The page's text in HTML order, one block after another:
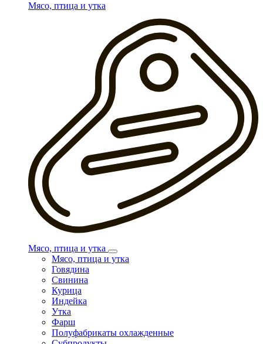
Мясо, птица и утка
Мясо, птица и утка
Мясо, птица и утка
Говядина
Свинина
Курица
Индейка
Утка
Фарш
Полуфабрикаты охлажденные